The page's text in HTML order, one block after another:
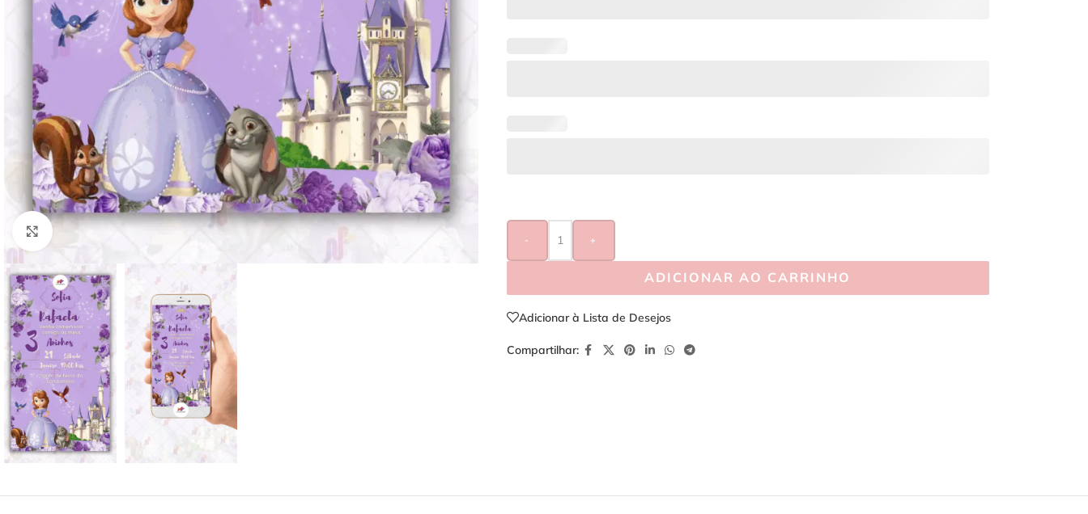
Clique para ampliar
- +
ADICIONAR AO CARRINHO
Adicionar à Lista de Desejos
Compartilhar: